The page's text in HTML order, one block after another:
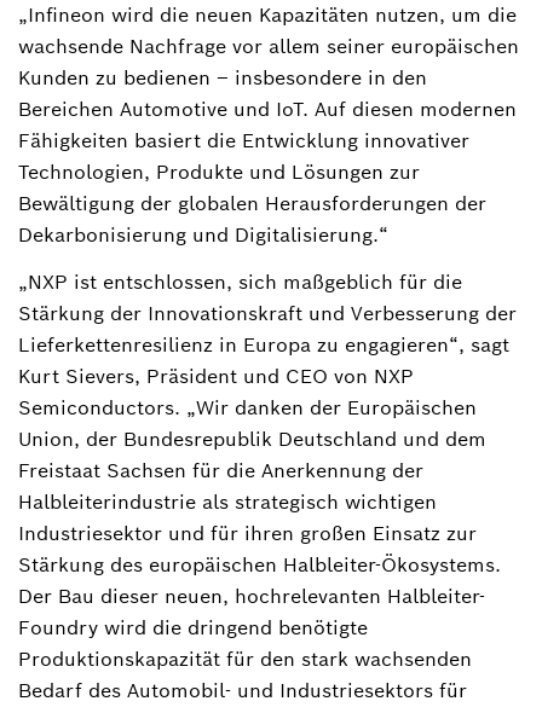
„Infineon wird die neuen Kapazitäten nutzen, um die
wachsende Nachfrage vor allem seiner europäischen
Kunden zu bedienen – insbesondere in den
Bereichen Automotive und IoT. Auf diesen modernen
Fähigkeiten basiert die Entwicklung innovativer
Technologien, Produkte und Lösungen zur
Bewältigung der globalen Herausforderungen der
Dekarbonisierung und Digitalisierung.“
„NXP ist entschlossen, sich maßgeblich für die
Stärkung der Innovationskraft und Verbesserung der
Lieferkettenresilienz in Europa zu engagieren“, sagt
Kurt Sievers, Präsident und CEO von NXP
Semiconductors. „Wir danken der Europäischen
Union, der Bundesrepublik Deutschland und dem
Freistaat Sachsen für die Anerkennung der
Halbleiterindustrie als strategisch wichtigen
Industriesektor und für ihren großen Einsatz zur
Stärkung des europäischen Halbleiter-Ökosystems.
Der Bau dieser neuen, hochrelevanten Halbleiter-
Foundry wird die dringend benötigte
Produktionskapazität für den stark wachsenden
Bedarf des Automobil- und Industriesektors für